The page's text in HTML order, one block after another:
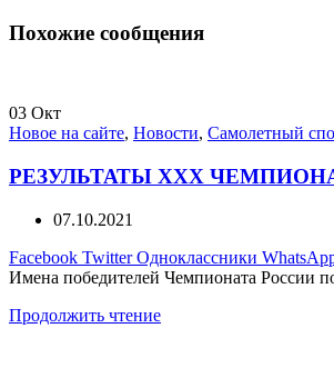
Похожие сообщения
03 Окт
Новое на сайте, Новости, Самолетный
РЕЗУЛЬТАТЫ XXX
07.10.2021
Facebook Twitter Одноклассники
Имена победителей Чемпионата России
Продолжить чтение